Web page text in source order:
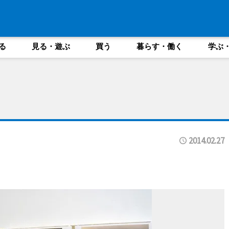
見る・遊ぶ 買う 暮らす・働く 学ぶ
2014.02.27